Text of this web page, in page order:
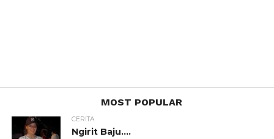
MOST POPULAR
CERITA
Ngirit Baju….